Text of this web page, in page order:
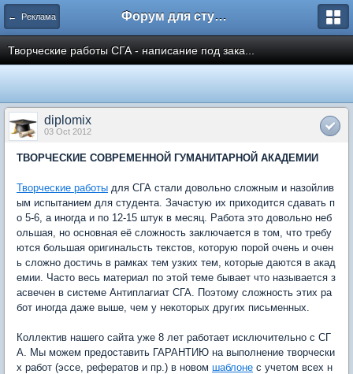
← Реклама Форум для студента СГА
Творческие работы СГА - написание под зака...
diplomix
03 Oct 2012
ТВОРЧЕСКИЕ СОВРЕМЕННОЙ ГУМАНИТАРНОЙ АКАДЕМИИ
Творческие работы для СГА стали довольно сложным и назойлив
ым испытанием для студента. Зачастую их приходится сдавать п
о 5-6, а иногда и по 12-15 штук в месяц. Работа это довольно неб
ольшая, но основная её сложность заключается в том, что требу
ются большая оригинальсть текстов, которую порой очень и очен
ь сложно достичь в рамках тем узких тем, которые даются в акад
емии. Часто весь материал по этой теме бывает что называется з
асвечен в системе Антиплагиат СГА. Поэтому сложность этих ра
бот иногда даже выше, чем у некоторых других письменных.
Коллектив нашего сайта уже 8 лет работает исключительно с СГ
А. Мы можем предоставить ГАРАНТИЮ на выполнение творчески
х работ (эссе, рефератов и пр.) в новом шаблоне с учетом всех н